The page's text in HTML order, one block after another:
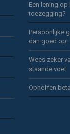
Een lening
toezegging?
Persoonlijke
dan goed op!
Wees zeker
staande voet
Opheffen